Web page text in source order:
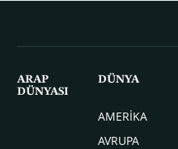
ARAP
DÜNYASI
DÜNYA
AMERİKA
AVRUPA